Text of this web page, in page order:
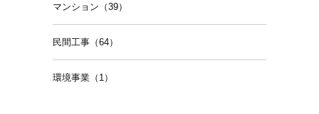
マンション（39）
民間工事（64）
環境事業（1）